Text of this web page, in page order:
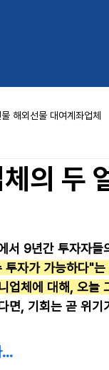
해외선물 대여계좌업체
의 두
서 9년간 투자자
자가 가능하다"
업체에 대해, 오늘
면, 기회는 곧 위기
…